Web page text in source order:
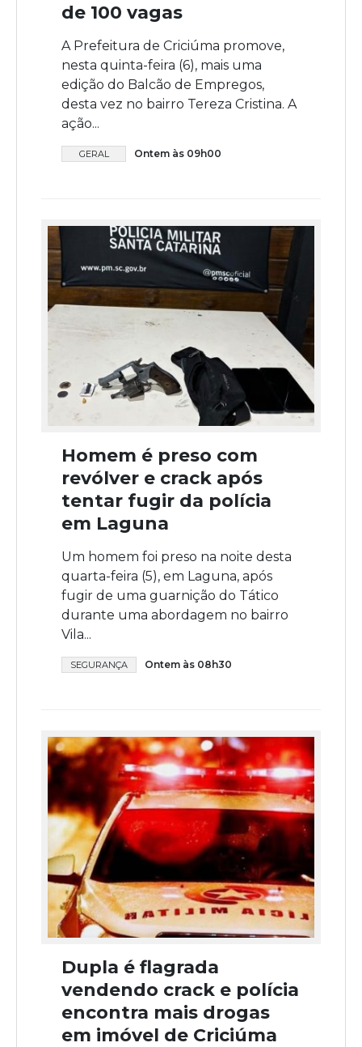
de 100 vagas
A Prefeitura de Criciúma promove,
nesta quinta-feira (6), mais uma
edição do Balcão de Empregos,
desta vez no bairro Tereza Cristina. A
ação...
GERAL Ontem às 09h00
Homem é preso com
revólver e crack após
tentar fugir da polícia
em Laguna
Um homem foi preso na noite desta
quarta-feira (5), em Laguna, após
fugir de uma guarnição do Tático
durante uma abordagem no bairro
Vila...
SEGURANÇA Ontem às 08h30
Dupla é flagrada
vendendo crack e polícia
encontra mais drogas
em imóvel de Criciúma